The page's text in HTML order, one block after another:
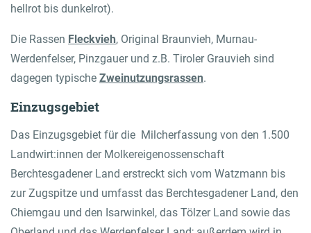
hellrot bis dunkelrot).
Die Rassen Fleckvieh, Original Braunvieh, Murnau-
Werdenfelser, Pinzgauer und z.B. Tiroler Grauvieh sind
dagegen typische Zweinutzungsrassen.
Einzugsgebiet
Das Einzugsgebiet für die Milcherfassung von den 1.500
Landwirt:innen der Molkereigenossenschaft
Berchtesgadener Land erstreckt sich vom Watzmann bis
zur Zugspitze und umfasst das Berchtesgadener Land, den
Chiemgau und den Isarwinkel, das Tölzer Land sowie das